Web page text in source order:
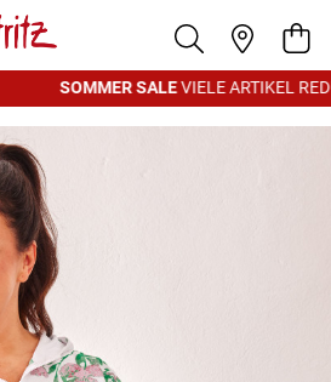
SOMMER SALEVIELE ARTIKEL